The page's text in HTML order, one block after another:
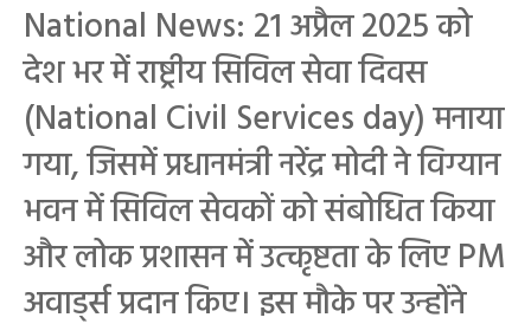
National News: 21 अप्रैल 2025 को
देश भर में राष्ट्रीय सिविल सेवा दिवस
(National Civil Services day) मनाया
गया, जिसमें प्रधानमंत्री नरेंद्र मोदी ने विग्यान
भवन में सिविल सेवकों को संबोधित किया
और लोक प्रशासन में उत्कृष्टता के लिए PM
अवार्ड्स प्रदान किए। इस मौके पर उन्होंने